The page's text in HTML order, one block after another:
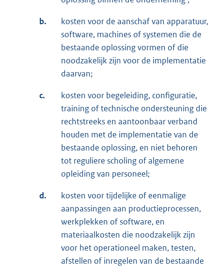
b.
kosten voor de aanschaf van apparatuur,
software, machines of systemen die de
bestaande oplossing vormen of die
noodzakelijk zijn voor de implementatie
daarvan;
c.
kosten voor begeleiding, configuratie,
training of technische ondersteuning die
rechtstreeks en aantoonbaar verband
houden met de implementatie van de
bestaande oplossing, en niet behoren
tot reguliere scholing of algemene
opleiding van personeel;
d.
kosten voor tijdelijke of eenmalige
aanpassingen aan productieprocessen,
werkplekken of software, en
materiaalkosten die noodzakelijk zijn
voor het operationeel maken, testen,
afstellen of inregelen van de bestaande